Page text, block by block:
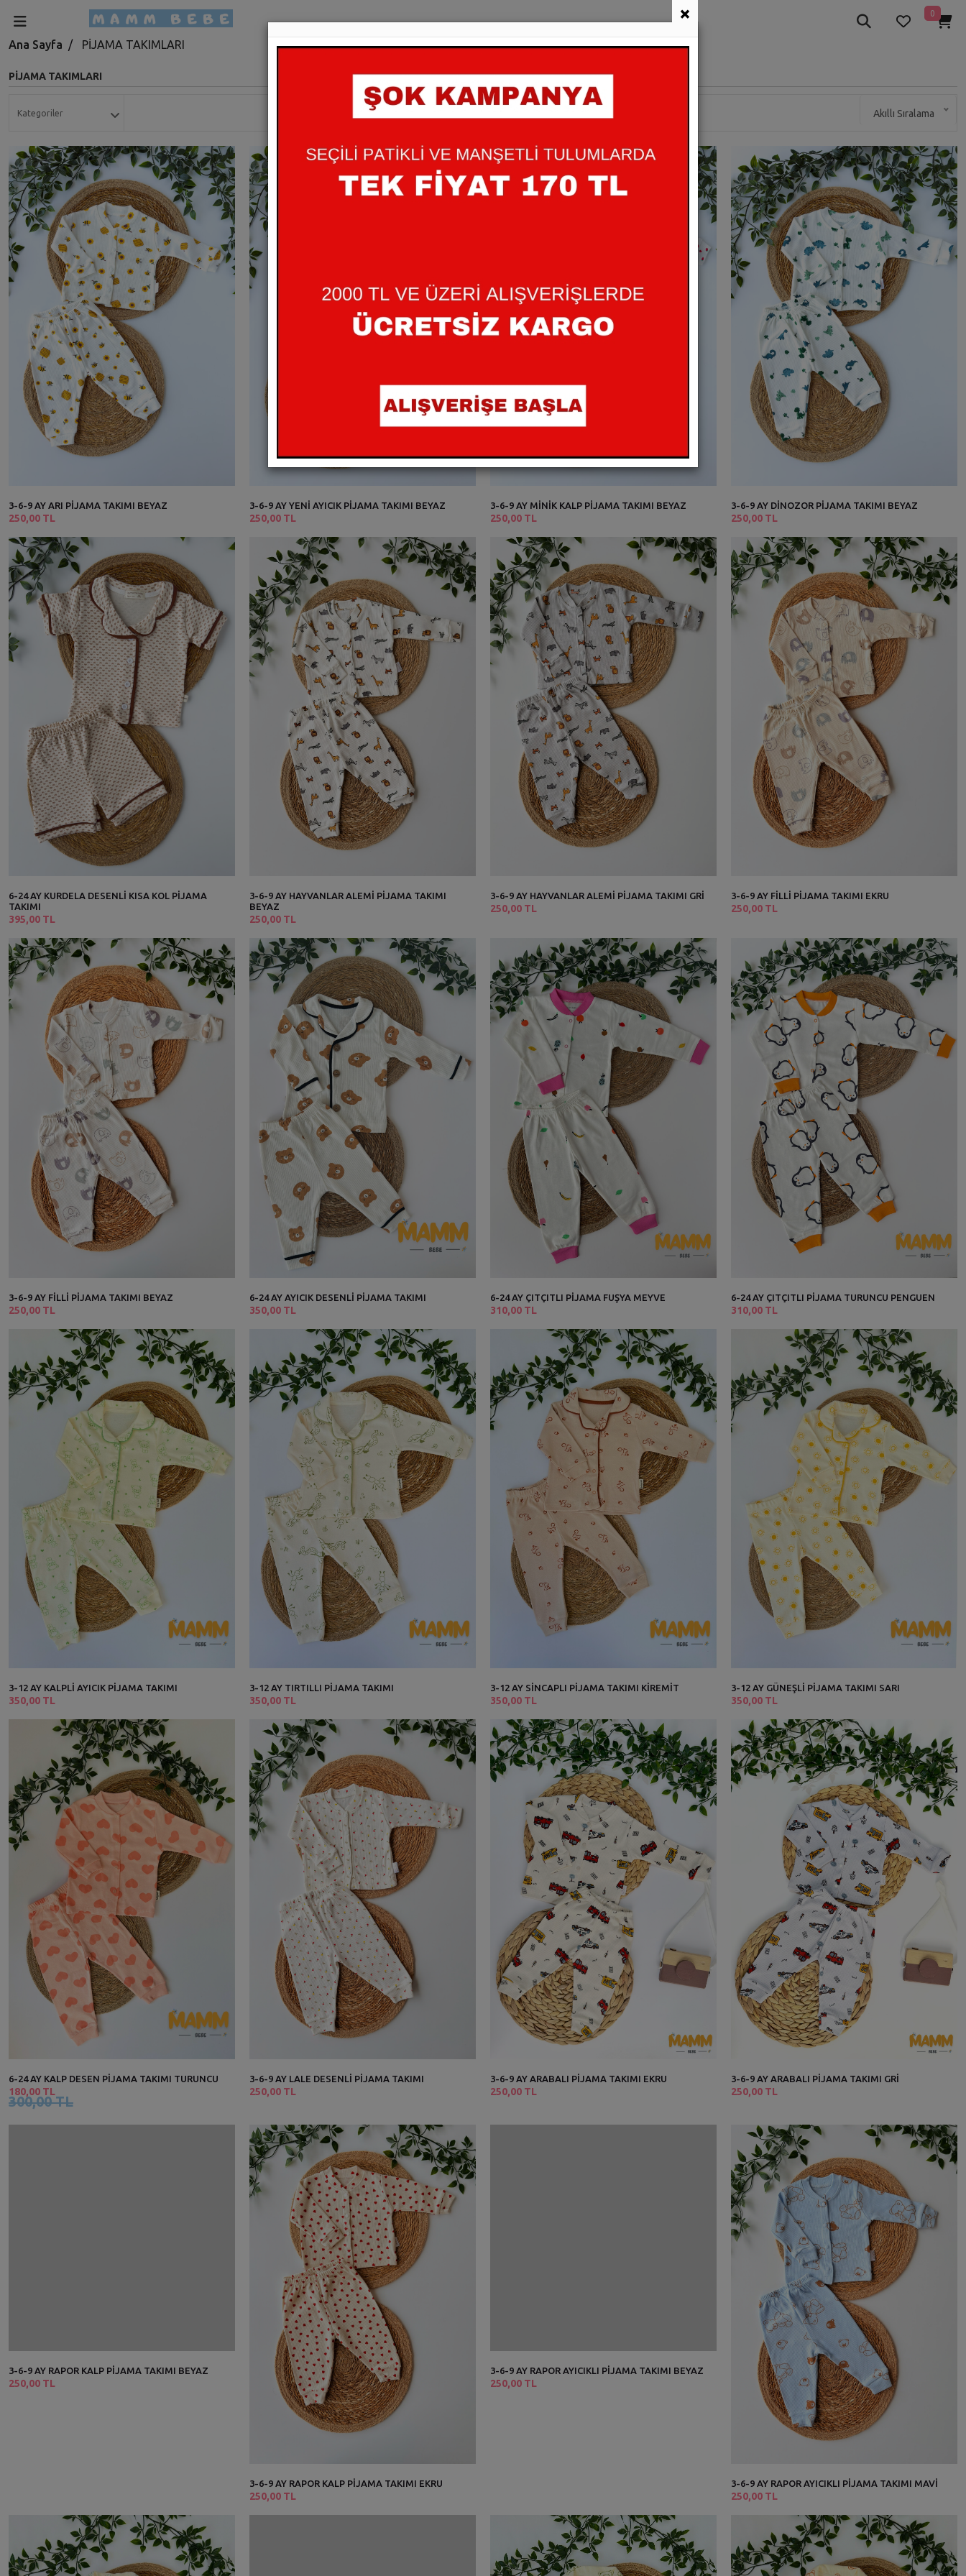
0
Ana Sayfa PİJAMA TAKIMLARI
PİJAMA TAKIMLARI
Akıllı Sıralama
Kategoriler
3-6-9 AY ARI PİJAMA TAKIMI BEYAZ
250,00 TL
3-6-9 AY YENİ AYICIK PİJAMA TAKIMI BEYAZ
250,00 TL
3-6-9 AY MİNİK KALP PİJAMA TAKIMI BEYAZ
250,00 TL
3-6-9 AY DİNOZOR PİJAMA TAKIMI BEYAZ
250,00 TL
6-24 AY KURDELA DESENLİ KISA KOL PİJAMA
TAKIMI
395,00 TL
3-6-9 AY HAYVANLAR ALEMİ PİJAMA TAKIMI
BEYAZ
250,00 TL
3-6-9 AY HAYVANLAR ALEMİ PİJAMA TAKIMI GRİ
250,00 TL
3-6-9 AY FİLLİ PİJAMA TAKIMI EKRU
250,00 TL
3-6-9 AY FİLLİ PİJAMA TAKIMI BEYAZ
250,00 TL
6-24 AY AYICIK DESENLİ PİJAMA TAKIMI
350,00 TL
6-24 AY ÇITÇITLI PİJAMA FUŞYA MEYVE
310,00 TL
6-24 AY ÇITÇITLI PİJAMA TURUNCU PENGUEN
310,00 TL
3-12 AY KALPLİ AYICIK PİJAMA TAKIMI
350,00 TL
3-12 AY TIRTILLI PİJAMA TAKIMI
350,00 TL
3-12 AY SİNCAPLI PİJAMA TAKIMI KİREMİT
350,00 TL
3-12 AY GÜNEŞLİ PİJAMA TAKIMI SARI
350,00 TL
6-24 AY KALP DESEN PİJAMA TAKIMI TURUNCU
180,00 TL
300,00 TL
3-6-9 AY LALE DESENLİ PİJAMA TAKIMI
250,00 TL
3-6-9 AY ARABALI PİJAMA TAKIMI EKRU
250,00 TL
3-6-9 AY ARABALI PİJAMA TAKIMI GRİ
250,00 TL
3-6-9 AY RAPOR KALP PİJAMA TAKIMI BEYAZ
250,00 TL
3-6-9 AY RAPOR KALP PİJAMA TAKIMI EKRU
250,00 TL
3-6-9 AY RAPOR AYICIKLI PİJAMA TAKIMI BEYAZ
250,00 TL
3-6-9 AY RAPOR AYICIKLI PİJAMA TAKIMI MAVİ
250,00 TL
×